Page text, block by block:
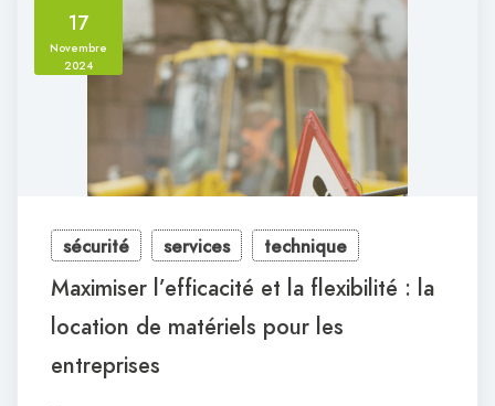
17
Novembre
2024
sécurité services technique
Maximiser l’efficacité et la flexibilité : la
location de matériels pour les
entreprises